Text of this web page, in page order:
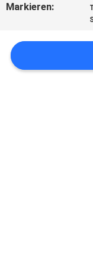
AUSFLUG
Markieren: